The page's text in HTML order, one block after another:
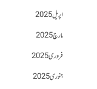
اپریل 2025
مارچ 2025
فروری 2025
جنوری 2025